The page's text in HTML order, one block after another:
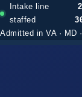
Intake line
staffed
Admitted in VA · MD